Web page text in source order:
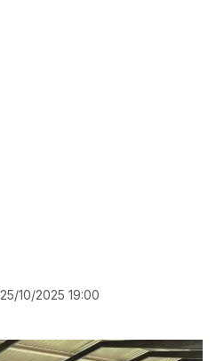
25/10/2025 19:00